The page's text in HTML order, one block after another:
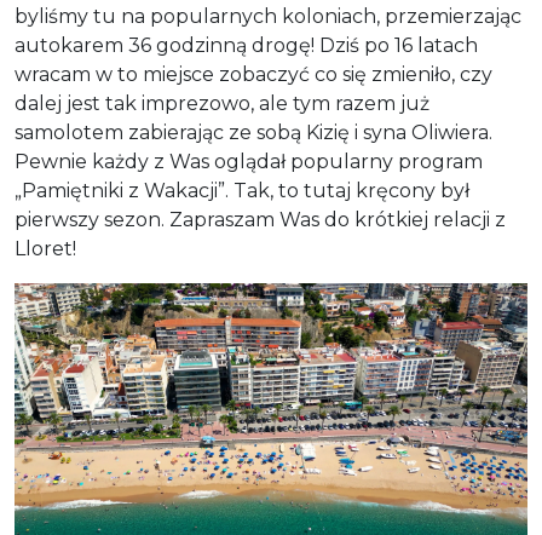
byliśmy tu na popularnych koloniach, przemierzając
autokarem 36 godzinną drogę! Dziś po 16 latach
wracam w to miejsce zobaczyć co się zmieniło, czy
dalej jest tak imprezowo, ale tym razem już
samolotem zabierając ze sobą Kizię i syna Oliwiera.
Pewnie każdy z Was oglądał popularny program
„Pamiętniki z Wakacji”. Tak, to tutaj kręcony był
pierwszy sezon. Zapraszam Was do krótkiej relacji z
Lloret!